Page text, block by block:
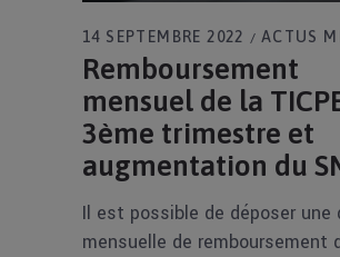
14 SEPTEMBRE 2022 ACTUS
Remboursement
mensuel de la
3ème trimestre et
augmentation du
Il est possible de déposer une
mensuelle de remboursement